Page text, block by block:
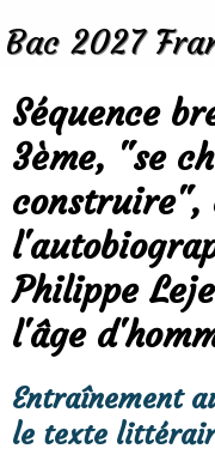
Bac 2027
Séquence
3ème, "se
construire",
Philippe
l'âge
Entraînement
le texte